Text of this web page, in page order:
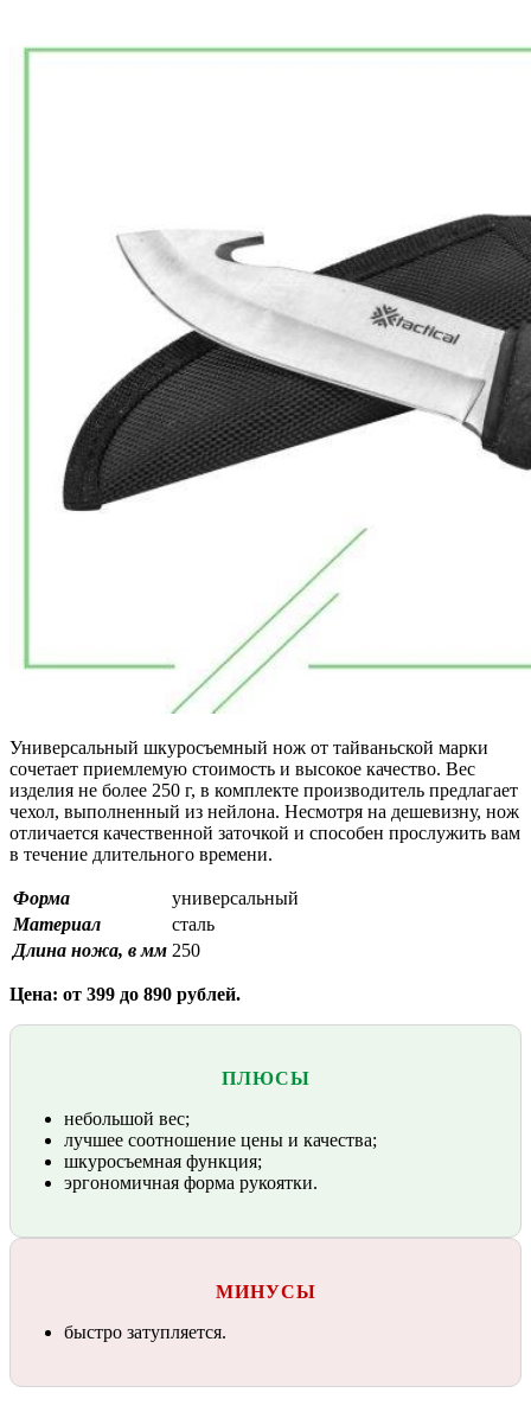
Универсальный шкуросъемный нож от тайваньской марки
сочетает приемлемую стоимость и высокое качество. Вес
изделия не более 250 г, в комплекте производитель предлагает
чехол, выполненный из нейлона. Несмотря на дешевизну, нож
отличается качественной заточкой и способен прослужить вам
в течение длительного времени.
Форма
универсальный
Материал
сталь
Длина ножа, в мм 250
Цена: от 399 до 890 рублей.
ПЛЮСЫ
небольшой вес;
лучшее соотношение цены и качества;
шкуросъемная функция;
эргономичная форма рукоятки.
МИНУСЫ
быстро затупляется.